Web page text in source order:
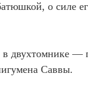
о силе
в двухтомнике —
Саввы.